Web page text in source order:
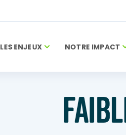
LES ENJEUX NOTRE IMPACT